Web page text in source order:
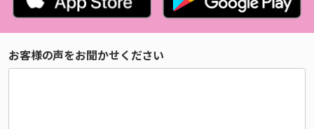
お客様の声をお聞かせください